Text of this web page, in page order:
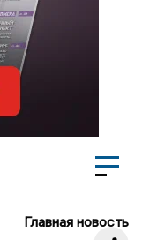
Главная новость